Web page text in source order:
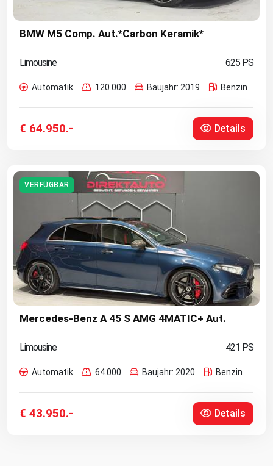
BMW M5 Comp. Aut.*Carbon Keramik*
Limousine 625 PS
Automatik 120.000 Baujahr: 2019 Benzin
€ 64.950.- Details
VERFÜGBAR
Mercedes-Benz A 45 S AMG 4MATIC+ Aut.
Limousine 421 PS
Automatik 64.000 Baujahr: 2020 Benzin
€ 43.950.- Details